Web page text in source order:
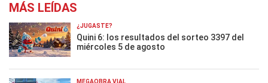
MÁS LEÍDAS
¿JUGASTE?
Quini 6: los resultados del sorteo 3397 del
miércoles 5 de agosto